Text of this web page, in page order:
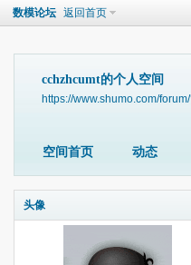
数模论坛 返回首页
cchzhcumt的个人空间
https://www.shumo.com/
空间首页 动态
头像